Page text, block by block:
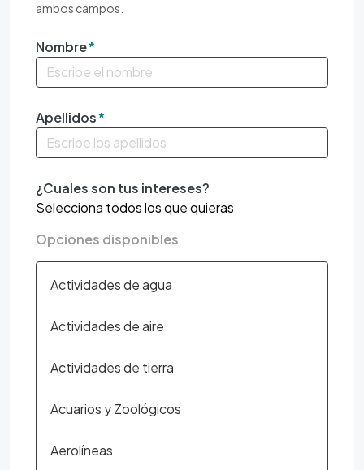
ambos campos.
Nombre
Apellidos
¿Cuales son tus intereses?
Opciones disponibles
Selecciona todos los que quieras